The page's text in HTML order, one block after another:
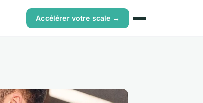
Accélérer votre scale →